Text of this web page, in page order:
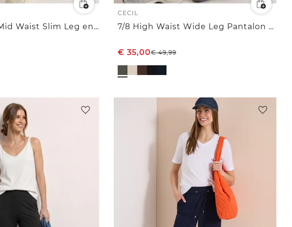
7/8 Pantalon Mid Waist Slim Leg en Casual Fit
CECIL
7/8 High Waist Wide Leg Pantalon Loose Fit
€ 35,00€49,99